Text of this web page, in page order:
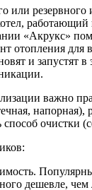
или
работающий
«Акрукс»
отопления для
и запустят
важно
напорная),
способ очистки
дешевле, чем